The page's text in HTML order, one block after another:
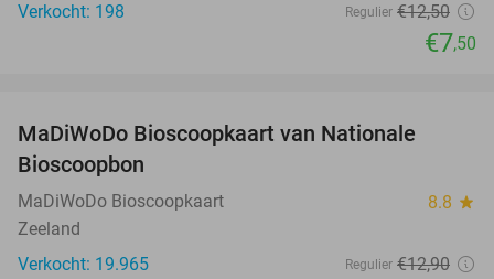
Verkocht: 198
Regulier €12,50
€7,50
MaDiWoDo Bioscoopkaart van Nationale
Bioscoopbon
MaDiWoDo Bioscoopkaart 8.8 star
Zeeland
Verkocht: 19.965
Regulier €12,90